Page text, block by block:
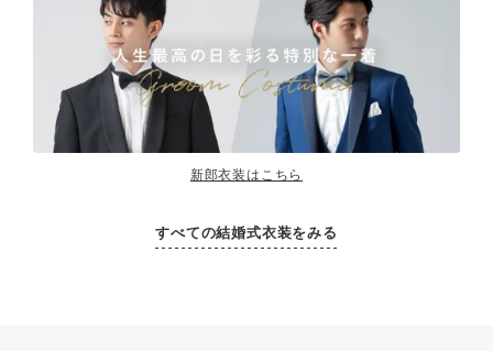
新郎衣装はこちら
すべての結婚式衣装をみる